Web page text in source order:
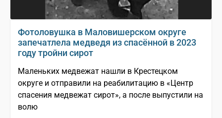
Фотоловушка в Маловишерском округе
запечатлела медведя из спасённой в 2023
году тройни сирот
Маленьких медвежат нашли в Крестецком
округе и отправили на реабилитацию в «Центр
спасения медвежат сирот», а после выпустили на
волю